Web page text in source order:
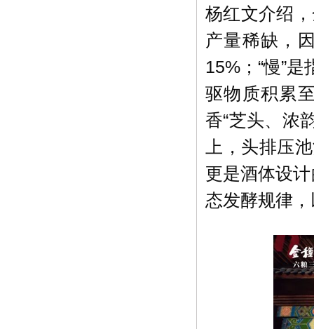
杨红文介绍
产量稀缺，
15%；“慢”
驱物质积累
香“芝头、浓
上，头排压
更是酒体设
态发酵规律